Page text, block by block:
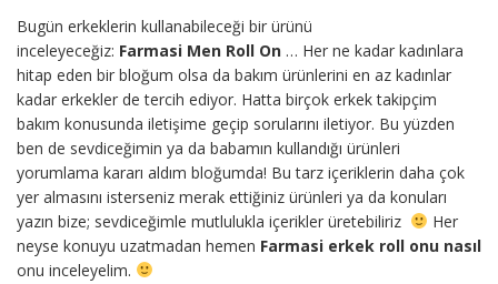
Bugün erkeklerin kullanabileceği bir ürünü
inceleyeceğiz: Farmasi Men Roll On … Her ne kadar kadınlara
hitap eden bir bloğum olsa da bakım ürünlerini en az kadınlar
kadar erkekler de tercih ediyor. Hatta birçok erkek takipçim
bakım konusunda iletişime geçip sorularını iletiyor. Bu yüzden
ben de sevdiceğimin ya da babamın kullandığı ürünleri
yorumlama kararı aldım bloğumda! Bu tarz içeriklerin daha çok
yer almasını isterseniz merak ettiğiniz ürünleri ya da konuları
yazın bize; sevdiceğimle mutlulukla içerikler üretebiliriz
Her
neyse konuyu uzatmadan hemen Farmasi erkek roll onu nasıl
onu inceleyelim.